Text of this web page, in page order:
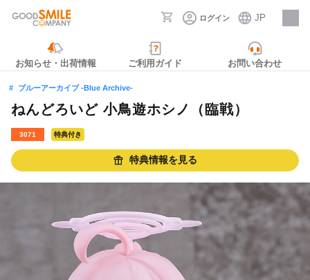
ログイン JP
採用情報
お知らせ・出荷情報 ご利用ガイド お問い合わせ
ブルーアーカイブ -Blue Archive-
ねんどろいど 小鳥遊ホシノ（臨戦）
3071 特典付き
特典情報を見る